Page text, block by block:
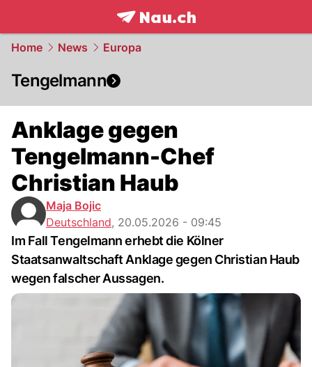
frontpage.NAU.ch
Home News Europa
Tengelmann
Anklage gegen
Tengelmann-Chef
Christian Haub
Maja Bojic
Deutschland, 20.05.2026 - 09:45
Im Fall Tengelmann erhebt die Kölner
Staatsanwaltschaft Anklage gegen Christian Haub
wegen falscher Aussagen.